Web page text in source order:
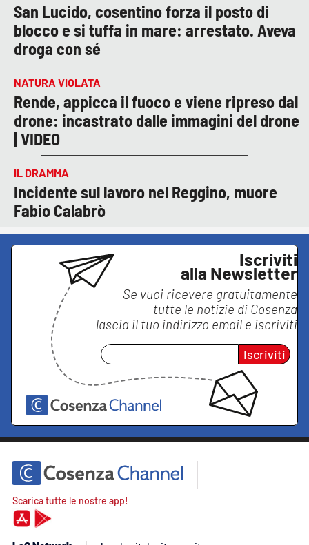
San Lucido, cosentino forza il posto di
blocco e si tuffa in mare: arrestato. Aveva
droga con sé
NATURA VIOLATA
Rende, appicca il fuoco e viene ripreso dal
drone: incastrato dalle immagini del drone
| VIDEO
IL DRAMMA
Incidente sul lavoro nel Reggino, muore
Fabio Calabrò
Iscriviti
alla Newsletter
Se vuoi ricevere gratuitamente
tutte le notizie di Cosenza
lascia il tuo indirizzo email e iscriviti
Iscriviti
Scarica tutte le nostre app!